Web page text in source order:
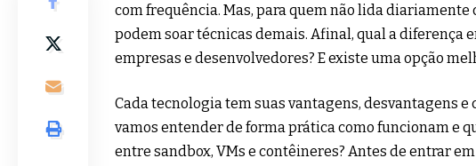
com frequência. Mas, para quem não lida
podem soar técnicas demais. Afinal, qual a diferença
empresas e desenvolvedores? E existe uma opção
Cada tecnologia tem suas vantagens, desvantagens
vamos entender de forma prática como funcionam e
entre sandbox, VMs e contêineres? Antes de entrar